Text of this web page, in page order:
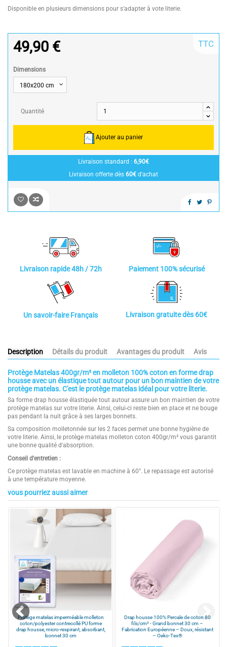
Disponible en plusieurs dimensions pour s'adapter à vote literie.
49,90 € TTC
Dimensions
Quantité
Ajouter au panier
Livraison standard : 6,90€
Livraison offerte dès 60€ d’achat
Livraison rapide 48h / 72h Paiement 100% sécurisé
Un savoir-faire Français Livraison gratuite dès 60€
Description Détails du produit Avantages du produit Avis
Protège Matelas 400gr/m² en molleton 100% coton en forme drap
housse avec un élastique tout autour pour un bon maintien de votre
protège matelas. C'est le protège matelas idéal pour votre literie.
Sa forme drap housse élastiquée tout autour assure un bon maintien de votre
protège matelas sur votre literie. Ainsi, celui-ci reste bien en place et ne bouge
pas pendant la nuit grâce à ses larges bonnets.
Sa composition molletonnée sur les 2 faces permet une bonne hygiène de
votre literie. Ainsi, le protège matelas molleton coton 400gr/m² vous garantit
une bonne qualité d'absorption.
Conseil d'entretien :
Ce protège matelas est lavable en machine à 60°. Le repassage est autorisé
à une température moyenne.
Composition Molleton 100 % coton
Provenance Fabrication européenne
Grammage 400 gr/m²
Points Forts 1
PROTECTION OPTIMALE ET CONFORT
NATUREL : ce protège-matelas en
efficacement votre literie tout en
apportant douceur, confort et
respirabilité à chaque nuit.
3.8
avis soumis à un
Voir tous les avis sur ce site
5étoiles
4étoiles
3étoiles
2étoiles
Sa composition 100% coton vous procure un toucher doux
Facile d'entretien
Qualité durable, ne bouloche pas
vous pourriez aussi aimer
Protège matelas imperméable molleton
coton/polyester contrecollé PU forme
drap housse, micro-respirant, absorbant,
bonnet 30 cm
Drap housse 100% Percale de coton 80
fils/cm² - Grand bonnet 30 cm –
Fabrication Européenne – Doux, résistant
– Oeko-Tex®